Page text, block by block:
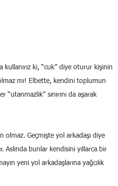
ki, “cuk” diye oturur kişinin
mı! Elbette, kendini toplumun
sınırını da aşarak
olmaz. Geçmişte yol arkadaşı diye
Aslında bunlar kendisini yıllarca bir
yeni yol arkadaşlarına yağcılık